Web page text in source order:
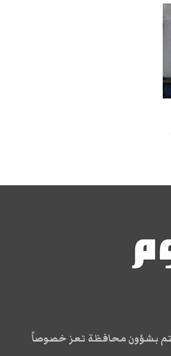
يهتم بشؤون محافظة تعز خصوصاً